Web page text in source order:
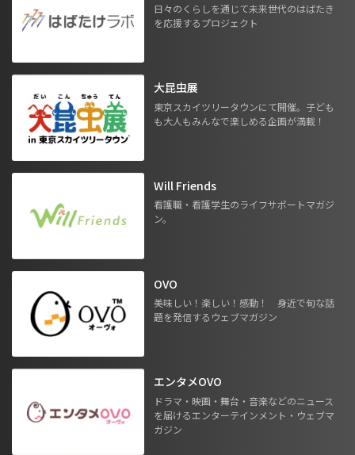
日々のくらしを通じて未来世代のはばたき
を応援するプロジェクト
大昆虫展
東京スカイツリータウンにて開催。子ども
も大人もみんなで楽しめる企画が満載！
Will Friends
看護職・看護学生のライフサポートマガジ
ン。
OVO
美味しい！楽しい！感動！ 身近で旬な話
題を発信するウェブマガジン
エンタメOVO
ドラマ・映画・舞台・音楽などのニュース
を届けるエンターテインメント・ウェブマ
ガジン